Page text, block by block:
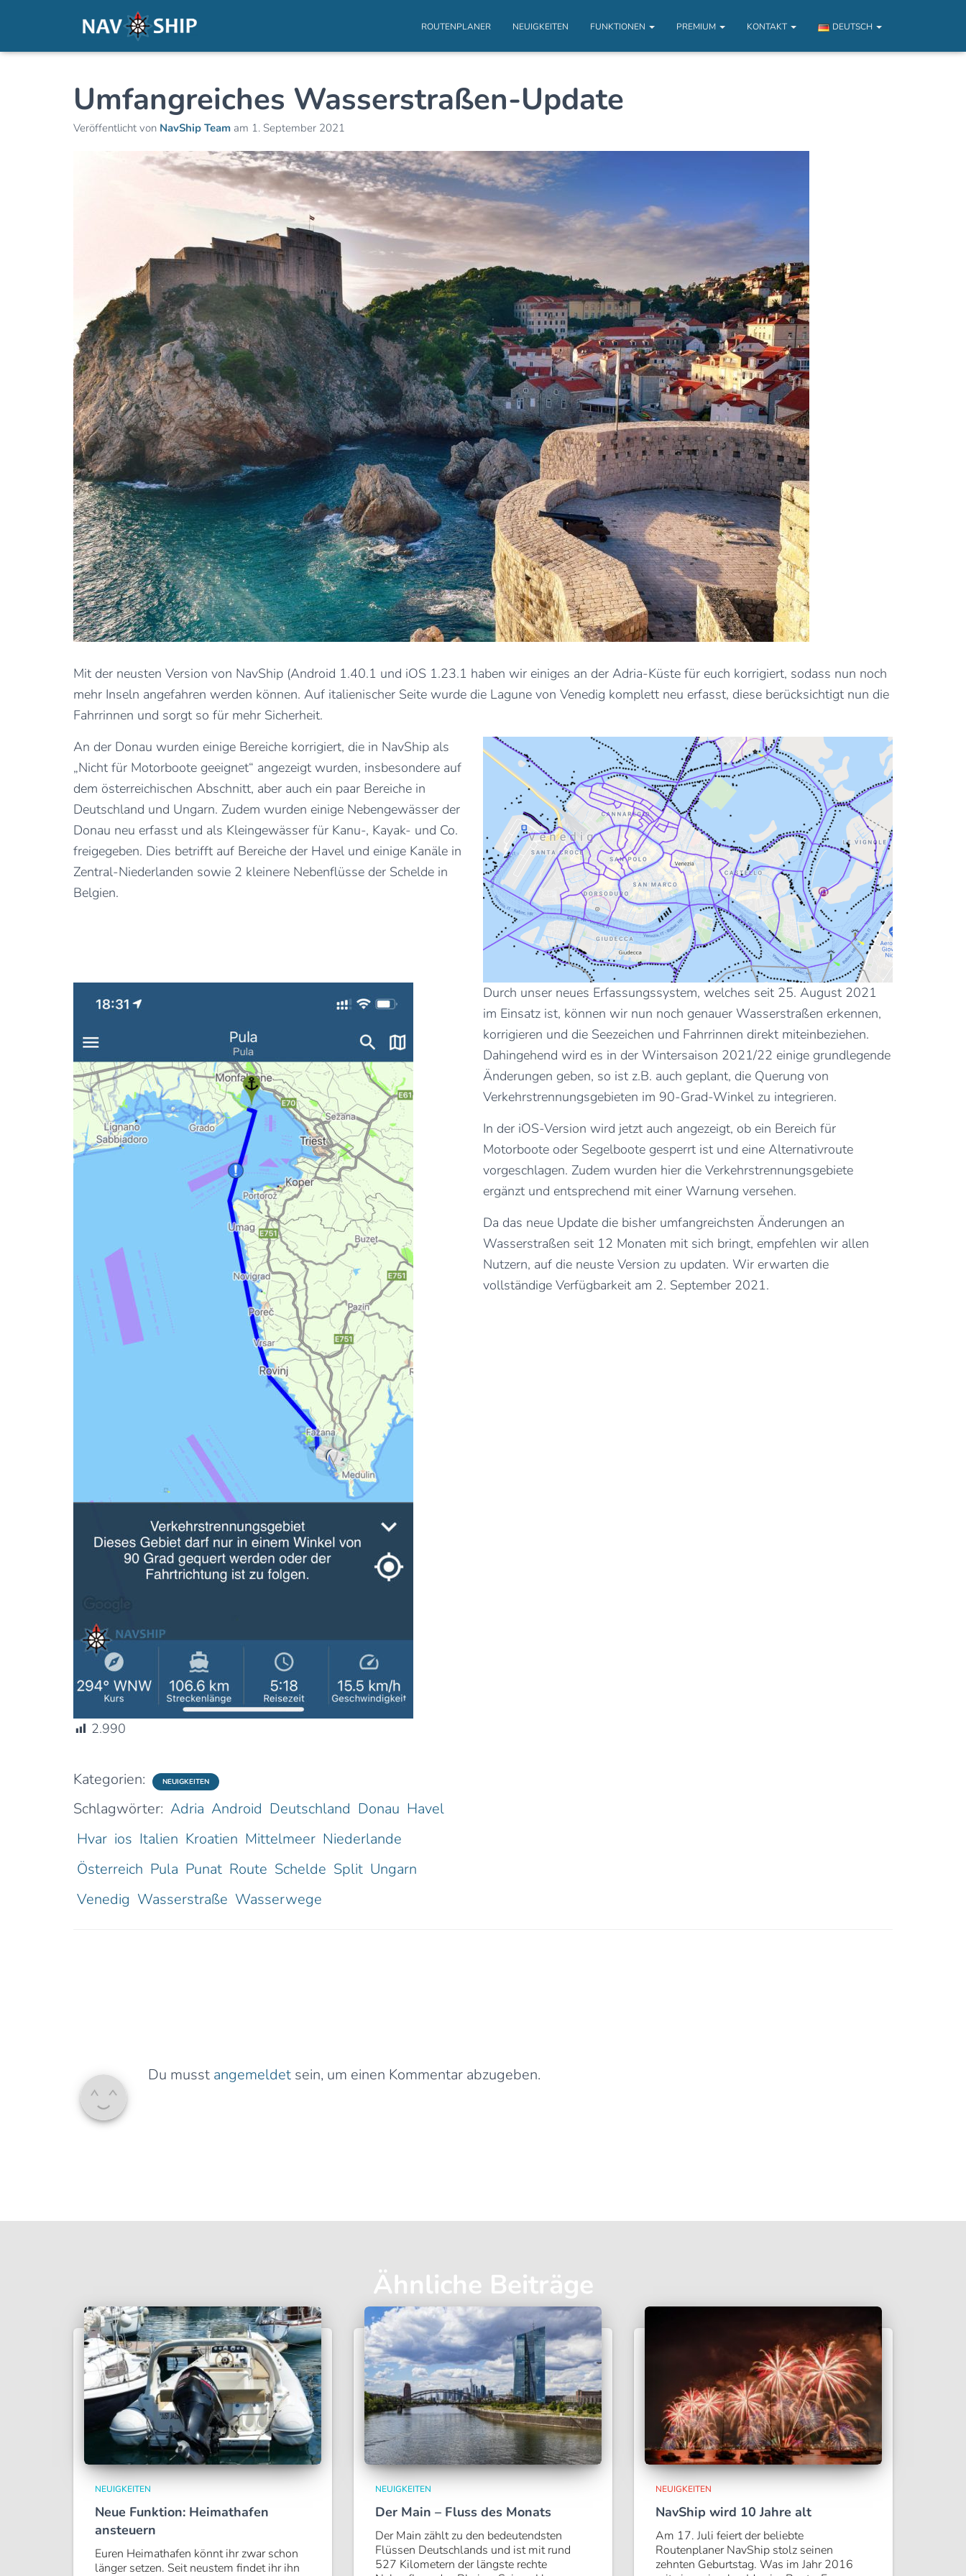
ROUTENPLANER NEUIGKEITEN FUNKTIONEN PREMIUM KONTAKT DEUTSCH
Umfangreiches Wasserstraßen-Update
Veröffentlicht von NavShip Team am 1. September 2021
Mit der neusten Version von NavShip (Android 1.40.1 und iOS 1.23.1 haben wir einiges an der Adria-Küste für euch korrigiert, sodass nun noch
mehr Inseln angefahren werden können. Auf italienischer Seite wurde die Lagune von Venedig komplett neu erfasst, diese berücksichtigt nun die
Fahrrinnen und sorgt so für mehr Sicherheit.
An der Donau wurden einige Bereiche korrigiert, die in NavShip als
„Nicht für Motorboote geeignet“ angezeigt wurden, insbesondere auf
dem österreichischen Abschnitt, aber auch ein paar Bereiche in
Deutschland und Ungarn. Zudem wurden einige Nebengewässer der
Donau neu erfasst und als Kleingewässer für Kanu-, Kayak- und Co.
freigegeben. Dies betrifft auf Bereiche der Havel und einige Kanäle in
Zentral-Niederlanden sowie 2 kleinere Nebenflüsse der Schelde in
Belgien.
Durch unser neues Erfassungssystem, welches seit 25. August 2021
im Einsatz ist, können wir nun noch genauer Wasserstraßen erkennen,
korrigieren und die Seezeichen und Fahrrinnen direkt miteinbeziehen.
Dahingehend wird es in der Wintersaison 2021/22 einige grundlegende
Änderungen geben, so ist z.B. auch geplant, die Querung von
Verkehrstrennungsgebieten im 90-Grad-Winkel zu integrieren.
In der iOS-Version wird jetzt auch angezeigt, ob ein Bereich für
Motorboote oder Segelboote gesperrt ist und eine Alternativroute
vorgeschlagen. Zudem wurden hier die Verkehrstrennungsgebiete
ergänzt und entsprechend mit einer Warnung versehen.
Da das neue Update die bisher umfangreichsten Änderungen an
Wasserstraßen seit 12 Monaten mit sich bringt, empfehlen wir allen
Nutzern, auf die neuste Version zu updaten. Wir erwarten die
vollständige Verfügbarkeit am 2. September 2021.
2.990
Kategorien: NEUIGKEITEN
Schlagwörter: Adria Android Deutschland Donau Havel
Hvar ios Italien Kroatien Mittelmeer Niederlande
Österreich Pula Punat Route Schelde Split Ungarn
Venedig Wasserstraße Wasserwege
Du musst angemeldet sein, um einen Kommentar abzugeben.
Ähnliche Beiträge
NEUIGKEITEN
Neue Funktion: Heimathafen
ansteuern
Euren Heimathafen könnt ihr zwar schon
länger setzen. Seit neustem findet ihr ihn
NEUIGKEITEN
Der Main – Fluss des Monats
Der Main zählt zu den bedeutendsten
Flüssen Deutschlands und ist mit rund
527 Kilometern der längste rechte
NEUIGKEITEN
NavShip wird 10 Jahre alt
Am 17. Juli feiert der beliebte
Routenplaner NavShip stolz seinen
zehnten Geburtstag. Was im Jahr 2016